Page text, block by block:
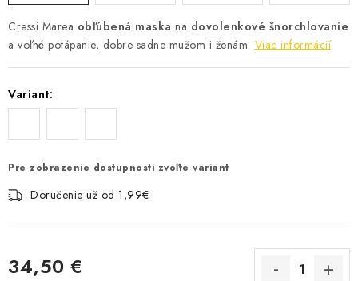
Cressi Marea obľúbená maska na dovolenkové šnorchlovanie
a voľné potápanie, dobre sadne mužom i ženám. Viac informácií
Variant:
Pre zobrazenie dostupnosti zvoľte variant
Doručenie už od 1,99€
34,50 €